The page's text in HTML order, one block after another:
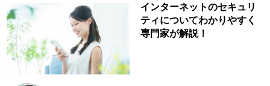
インターネットのセキュリ
ティについてわかりやすく
専門家が解説！